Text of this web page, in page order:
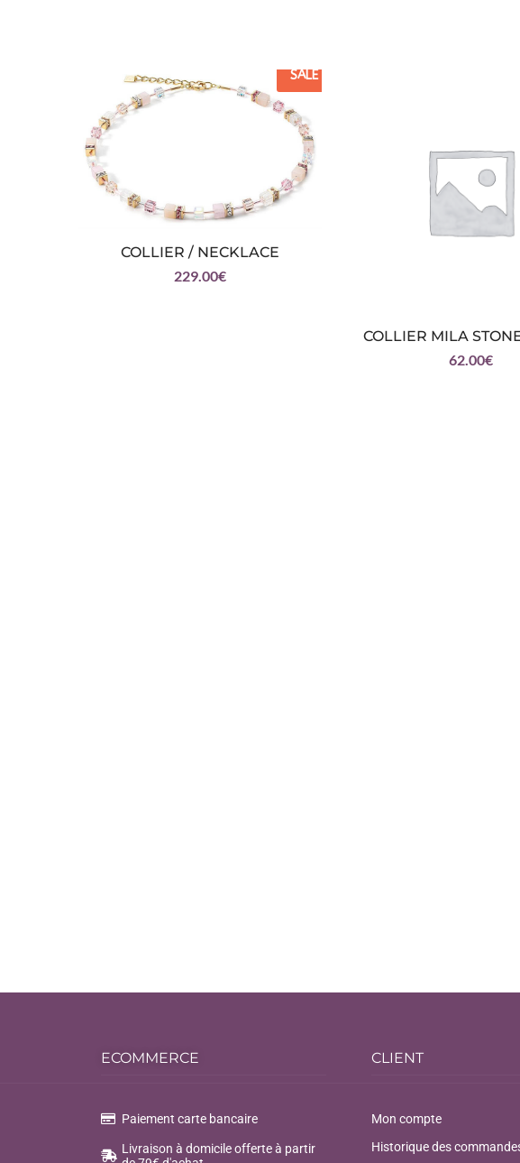
SALE
COLLIER / NECKLACE
229.00€
COLLIER MILA
62.00€
ECOMMERCE
Paiement carte bancaire
Livraison à domicile offerte à partir
CLIENT
Mon compte
Historique des